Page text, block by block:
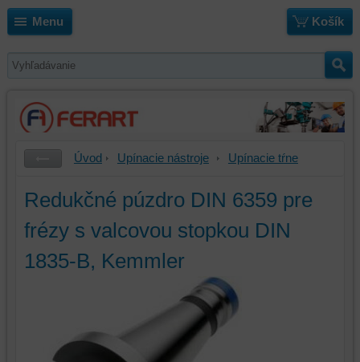
Menu Košík
Úvod Upínacie nástroje Upínacie tŕne
Redukčné púzdro DIN 6359 pre
frézy s valcovou stopkou DIN
1835-B, Kemmler